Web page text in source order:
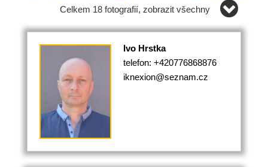
Celkem 18 fotografií, zobrazit všechny
Ivo Hrstka
telefon: +420776868876
iknexion@seznam.cz